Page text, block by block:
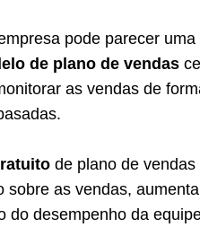
pode parecer uma
de plano de vendas
as vendas de
de plano de vendas
sobre as vendas,
do desempenho da